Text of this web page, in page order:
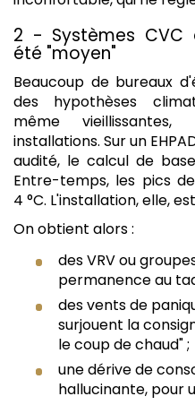
2 - Systèmes CVC
été "moyen"
Beaucoup de bureaux
des hypothèses
même
installations. Sur un
audité, le calcul de
Entre-temps, les pics
4 °C. L'installation, elle,
On obtient alors :
des VRV ou
permanence au
des vents de
surjouent la
le coup de chaud" ;
une dérive de
hallucinante, pour